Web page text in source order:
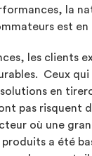
la
est
les clients
Ceux
en
pas risquent
où une
a été